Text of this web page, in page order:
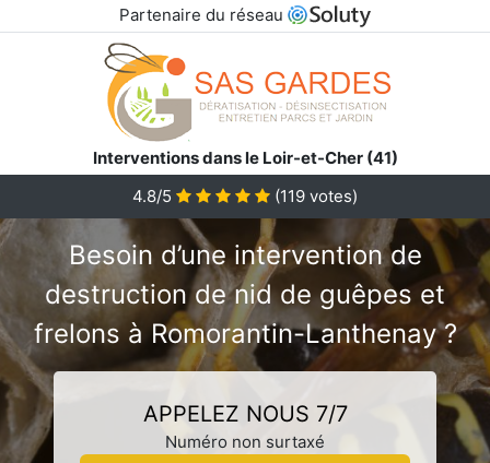
Partenaire du réseau
Interventions dans le Loir-et-Cher (41)
4.8/5
(119 votes)
Besoin d’une intervention de
destruction de nid de guêpes et
frelons à Romorantin-Lanthenay ?
APPELEZ NOUS 7/7
Numéro non surtaxé